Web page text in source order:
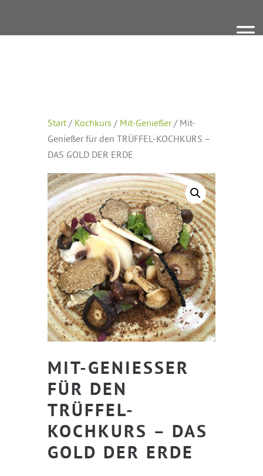
Start/ Kochkurs / Mit-Genießer/ Mit-
Genießer für den TRÜFFEL-KOCHKURS –
DAS GOLD DER ERDE
MIT-GENIESSER F
ÜR DEN T
RÜFFEL-K
OCHKURS – DAS G
OLD DER ERDE